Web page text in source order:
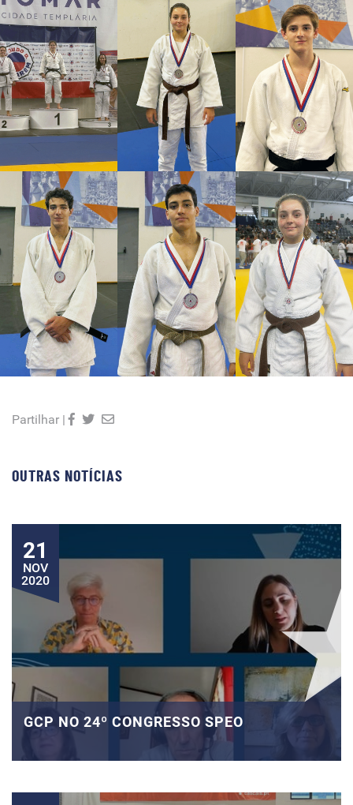
Partilhar |
OUTRAS NOTÍCIAS
21
NOV
2020
GCP NO 24º CONGRESSO SPEO